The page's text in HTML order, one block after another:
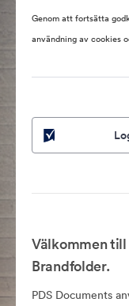
Genom att fortsätta
användning av cookies
Välkommen
Brandfolder.
PDS Documents